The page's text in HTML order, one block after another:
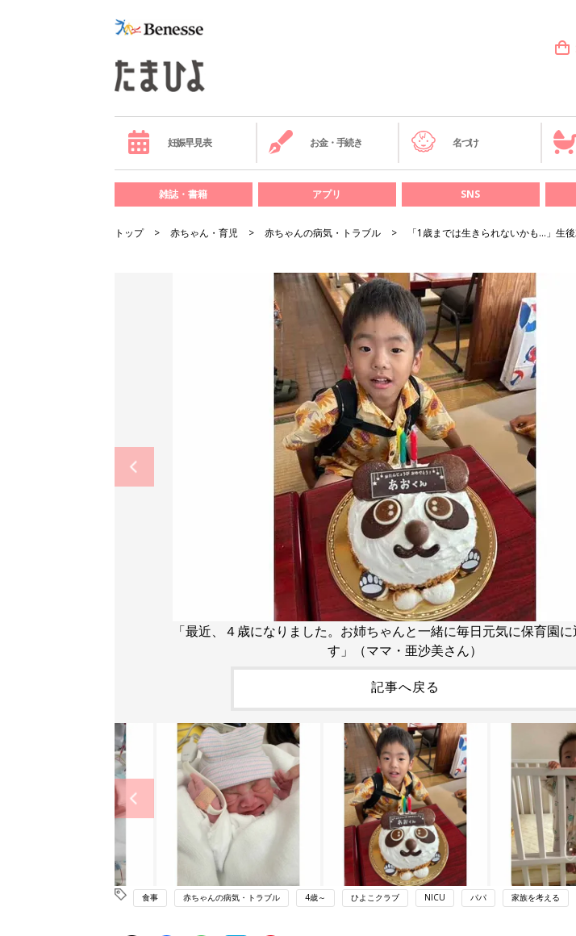
妊娠早見表 お金・手続き 名づけ
雑誌・書籍 アプリ SNS
トップ 赤ちゃん・育児 赤ちゃんの病気・トラブル 「1歳までは生きられないかも…」生
「最近、４歳になりました。お姉ちゃんと一緒に毎日元気に保育園に
す」（ママ・亜沙美さん）
記事へ戻る
食事 赤ちゃんの病気・トラブル 4歳～ ひよこクラブ NICU パパ 家族を考える